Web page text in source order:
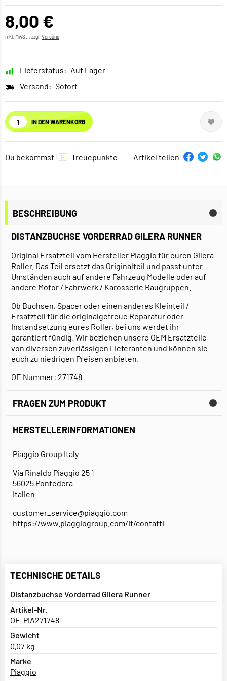
8,00 €
inkl. MwSt., zzgl. Versand
Lieferstatus: Auf Lager
Versand: Sofort
IN DEN WARENKORB
Du bekommst 8 Treuepunkte Artikel teilen
BESCHREIBUNG
DISTANZBUCHSE VORDERRAD GILERA RUNNER
Original Ersatzteil vom Hersteller Piaggio für euren Gilera
Roller. Das Teil ersetzt das Originalteil und passt unter
Umständen auch auf andere Fahrzeug Modelle oder auf
andere Motor / Fahrwerk / Karosserie Baugruppen.
Ob Buchsen, Spacer oder einen anderes Kleinteil /
Ersatzteil für die originalgetreue Reparatur oder
Instandsetzung eures Roller, bei uns werdet ihr
garantiert fündig. Wir beziehen unsere OEM Ersatzteile
von diversen zuverlässigen Lieferanten und können sie
euch zu niedrigen Preisen anbieten.
OE Nummer: 271748
FRAGEN ZUM PRODUKT
HERSTELLERINFORMATIONEN
Piaggio Group Italy
Via Rinaldo Piaggio 25 1
56025 Pontedera
Italien
customer_service@piaggio.com
https://www.piaggiogroup.com/it/contatti
TECHNISCHE DETAILS
Distanzbuchse Vorderrad Gilera Runner
Artikel-Nr.
OE-PIA271748
Gewicht
0,07 kg
Marke
Piaggio